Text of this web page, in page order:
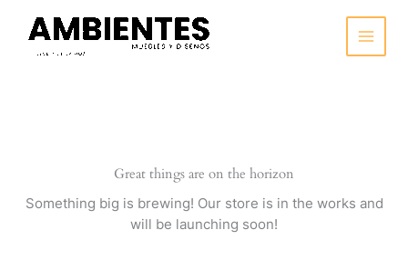
contenido
Great things are on the horizon
Something big is brewing! Our store is in the works and
will be launching soon!